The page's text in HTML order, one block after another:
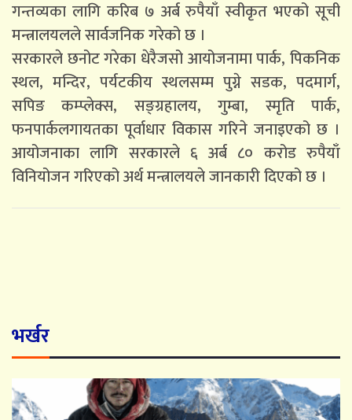
गन्तव्यका लागि करिब ७ अर्ब रुपैयाँ स्वीकृत भएको सूची
मन्त्रालयलले सार्वजनिक गरेको छ ।
सरकारले छनोट गरेका धेरैजसो आयोजनामा पार्क, पिकनिक
स्थल, मन्दिर, पर्यटकीय स्थलसम्म पुग्ने सडक, पदमार्ग,
सपिङ कम्प्लेक्स, सङ्ग्रहालय, गुम्बा, स्मृति पार्क,
फनपार्कलगायतका पूर्वाधार विकास गरिने जनाइएको छ ।
आयोजनाका लागि सरकारले ६ अर्ब ८० करोड रुपैयाँ
विनियोजन गरिएको अर्थ मन्त्रालयले जानकारी दिएको छ ।
भर्खर